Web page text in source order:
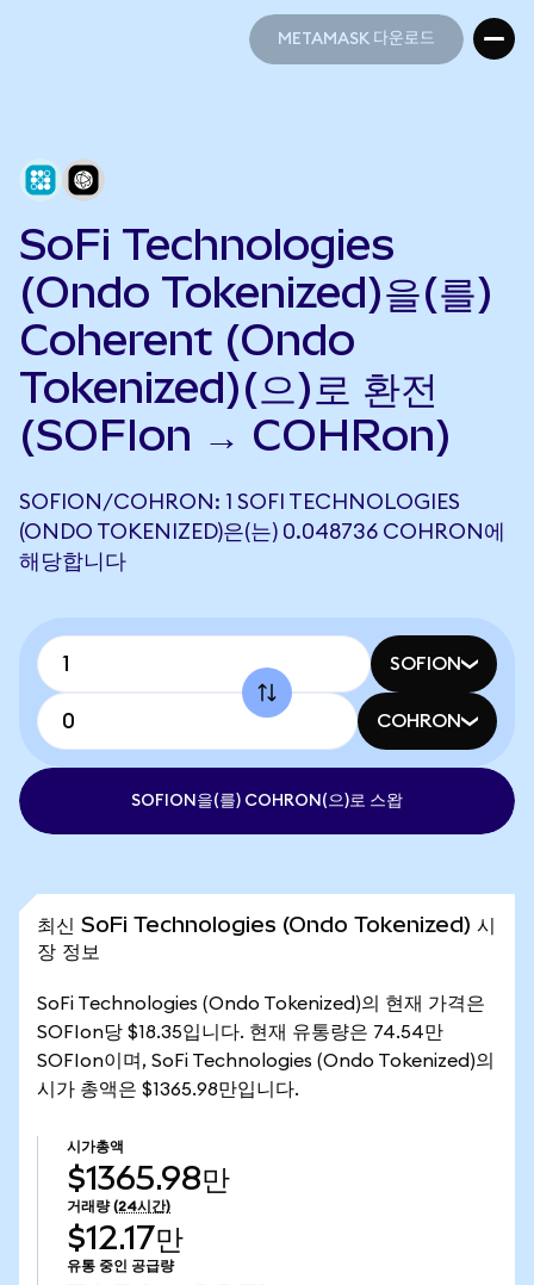
METAMASK 다운로드
SoFi Technologies
(Ondo Tokenized)을(를)
Coherent (Ondo
Tokenized)(으)로 환전
(SOFIon → COHRon)
SOFION/COHRON: 1 SOFI TECHNOLOGIES
(ONDO TOKENIZED)은(는) 0.048736 COHRON에
해당합니다
SOFION
COHRON
SOFION을(를) COHRON(으)로 스왑
최신 SoFi Technologies (Ondo Tokenized) 시
장 정보
SoFi Technologies (Ondo Tokenized)의 현재 가격은
SOFIon당 $18.35입니다. 현재 유통량은 74.54만
SOFIon이며, SoFi Technologies (Ondo Tokenized)의
시가 총액은 $1365.98만입니다.
시가총액
$1365.98만
거래량 (24시간)
$12.17만
유통 중인 공급량